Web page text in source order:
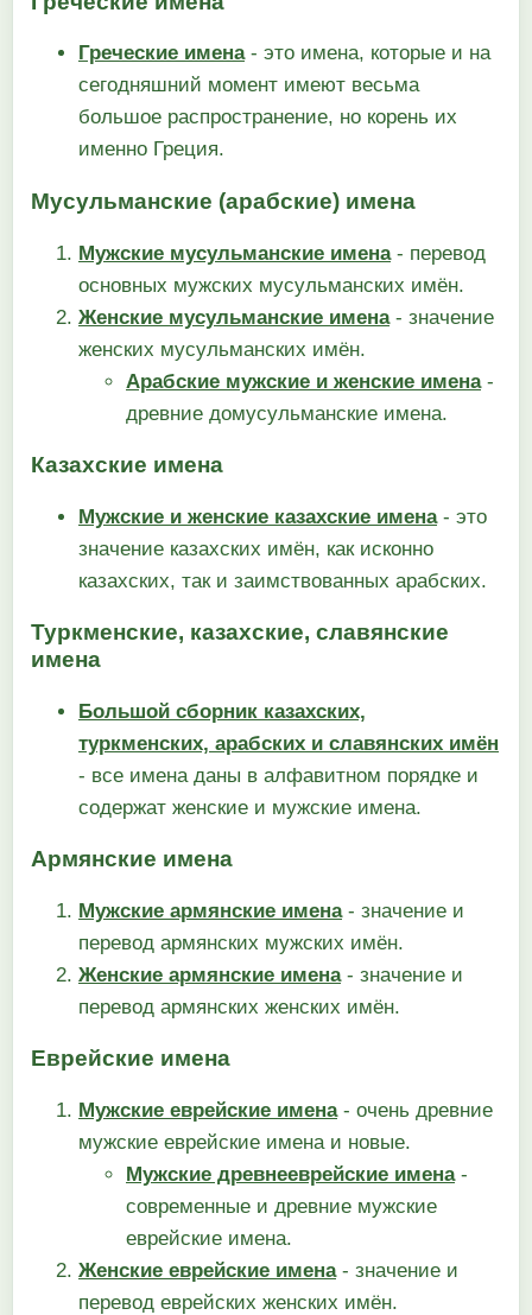
Греческие имена- это имена, которые и на
сегодняшний момент имеют весьма
большое распространение, но корень их
именно Греция.
Мусульманские (арабские) имена
Мужские мусульманские имена- перевод
основных мужских мусульманских имён.
Женские мусульманские имена- значение
женских мусульманских имён.
Арабские мужские и женские имена-
древние домусульманские имена.
Казахские имена
Мужские и женские казахские имена- это
значение казахских имён, как исконно
казахских, так и заимствованных арабских.
Туркменские, казахские, славянские
имена
Большой сборник казахских,
туркменских, арабских и славянских имён
- все имена даны в алфавитном порядке и
содержат женские и мужские имена.
Армянские имена
Мужские армянские имена- значение и
перевод армянских мужских имён.
Женские армянские имена- значение и
перевод армянских женских имён.
Еврейские имена
Мужские еврейские имена- очень древние
мужские еврейские имена и новые.
Мужские древнееврейские имена-
современные и древние мужские
еврейские имена.
Женские еврейские имена- значение и
перевод еврейских женских имён.